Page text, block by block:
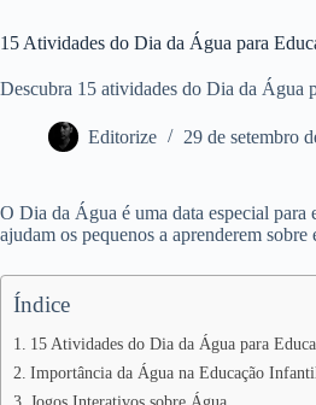
15 Atividades do Dia da Água para
Descubra 15 atividades do Dia da Água
Editorize 29 de setembro
O Dia da Água é uma data especial para
ajudam os pequenos a aprenderem
Índice
15 Atividades do Dia da Água para
Importância da Água na Educação